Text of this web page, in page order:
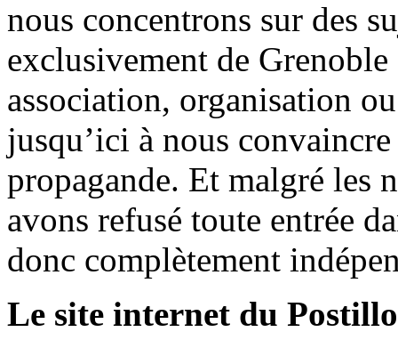
nous concentrons sur des
exclusivement de
association, organisation
jusqu’ici à nous
propagande. Et malgré les
avons refusé toute entrée
donc complètement
Le site internet du